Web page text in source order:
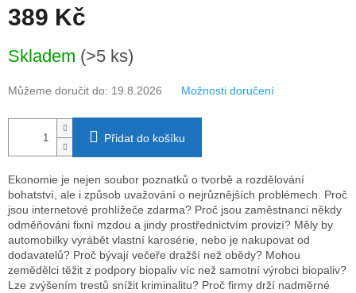
389 Kč
cena:
Skladem (>5 ks)
Můžeme doručit do: 19.8.2026 Možnosti doručení
Přidat do košíku
Ekonomie je nejen soubor poznatků o tvorbě a rozdělování
bohatství, ale i způsob uvažování o nejrůznějších problémech. Proč
jsou internetové prohlížeče zdarma? Proč jsou zaměstnanci někdy
odměňováni fixní mzdou a jindy prostřednictvím provizí? Měly by
automobilky vyrábět vlastní karosérie, nebo je nakupovat od
dodavatelů? Proč bývají večeře dražší než obědy? Mohou
zemědělci těžit z podpory biopaliv víc než samotní výrobci biopaliv?
Lze zvýšením trestů snížit kriminalitu? Proč firmy drží nadměrné